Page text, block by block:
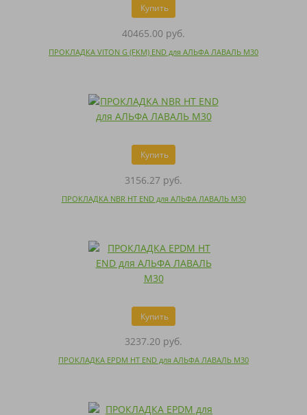
Купить
40465.00 руб.
ПРОКЛАДКА VITON G (FKM) END для АЛЬФА ЛАВАЛЬ M30
Купить
3156.27 руб.
ПРОКЛАДКА NBR HT END для АЛЬФА ЛАВАЛЬ M30
Купить
3237.20 руб.
ПРОКЛАДКА EPDM HT END для АЛЬФА ЛАВАЛЬ M30